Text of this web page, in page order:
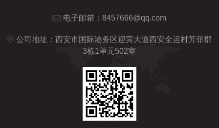
电子邮箱：8457666@qq.com
公司地址：西安市国际港务区迎宾大道西安全运村芳菲郡
3栋1单元502室